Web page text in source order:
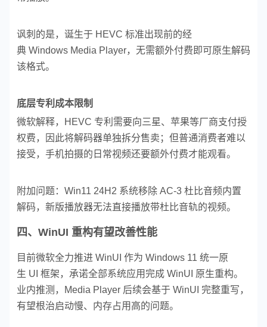
讽刺的是，诞生于 HEVC 标准出现前的经
典 Windows Media Player，无需额外付费即可原生解码
该格式。
底层专利成本限制
微软解释，HEVC 专利需要向三星、苹果等厂商支付授
权费，因此将解码器单独拆分售卖；但普通消费者难以
接受，手机拍摄的日常视频还要额外付费才能观看。
附加问题：Win11 24H2 系统移除 AC-3 杜比音频内置
解码，新版播放器无法直接播放带杜比音轨的视频。
四、WinUI 重构有望改善性能
目前微软全力推进 WinUI 作为 Windows 11 统一原
生 UI 框架，承诺全部系统应用完成 WinUI 原生重构。
业内推测，Media Player 后续会基于 WinUI 完整重写，
有望根治启动慢、内存占用高的问题。